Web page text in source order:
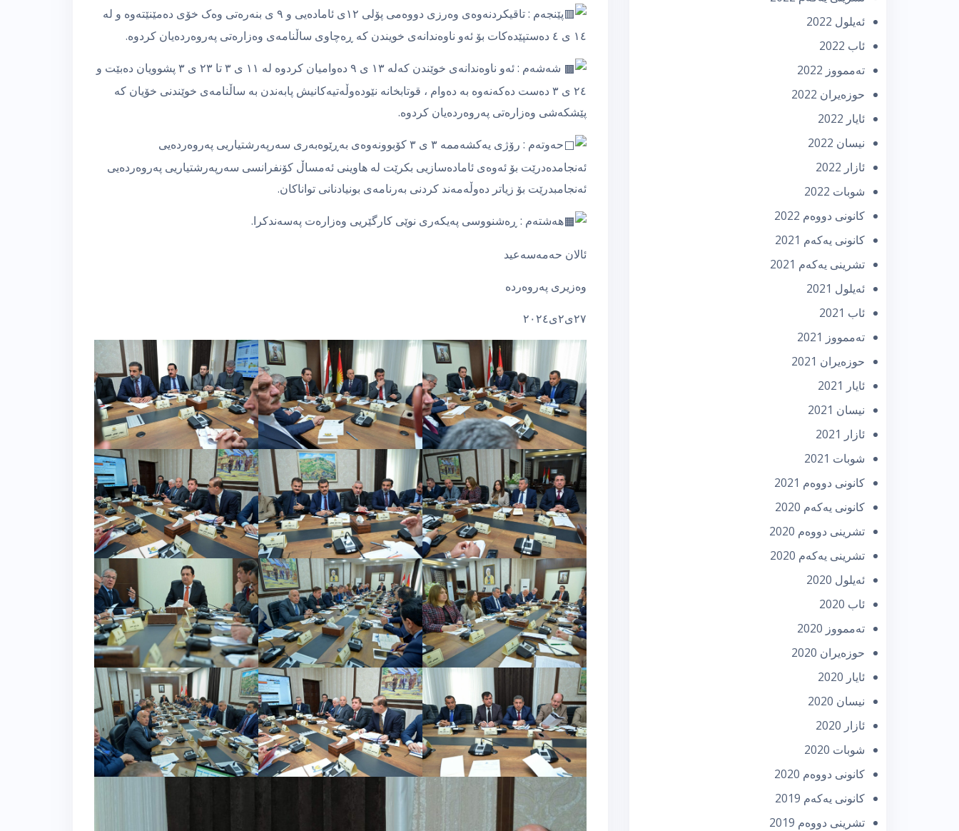
پێنجەم : تاقیکردنەوەی وەرزی دووەمی پۆلی ١٢ی ئامادەیی و ٩ ی بنەرەتی وەک خۆی دەمێنێتەوە و لە
١٤ ی ٤ دەستپێدەکات بۆ ئەو ناوەندانەی خويندن کە ڕەچاوی ساڵنامەی وەزارەتی پەروەردەیان کردوە.
شەشەم : ئەو ناوەندانەی خوێندن کەلە ١٣ ی ٩ دەوامیان کردوە لە ١١ ی ٣ تا ٢٣ ی ٣ پشوویان دەبێت و
٢٤ ی ٣ دەست دەکەنەوە بە دەوام ، قوتابخانە نێودەوڵەتیەکانیش پابەندن بە ساڵنامەی خوێندنی خۆیان کە
پێشکەشی وەزارەتی پەروەردەیان کردوە.
حەوتەم : رۆژی یەکشەممە ٣ ی ٣ کۆبوونەوەی بەڕێوەبەری سەرپەرشتیاریی پەروەردەیی
ئەنجامدەدرێت بۆ ئەوەی ئامادەسازیی بکرێت لە هاوینی ئەمساڵ کۆنفرانسی سەرپەرشتیاریی پەروەردەیی
ئەنجامبدرێت بۆ زیاتر دەوڵەمەند کردنی بەرنامەی بونیادنانی تواناکان.
هەشتەم : ڕەشنووسی پەیکەری نوێی کارگێریی وەزارەت پەسەندکرا.
ئالان حەمەسەعید
وەزیری پەروەردە
۲۷ی۲ی۲۰۲٤
ئه‌یلول 2022
ئاب 2022
تەممووز 2022
حوزه‌یران 2022
ئایار 2022
نیسان 2022
ئازار 2022
شوبات 2022
كانونی دووه‌م 2022
كانونی یه‌كه‌م 2021
تشرینی یه‌كه‌م 2021
ئه‌یلول 2021
ئاب 2021
تەممووز 2021
حوزه‌یران 2021
ئایار 2021
نیسان 2021
ئازار 2021
شوبات 2021
كانونی دووه‌م 2021
كانونی یه‌كه‌م 2020
تشرینی دووه‌م 2020
تشرینی یه‌كه‌م 2020
ئه‌یلول 2020
ئاب 2020
تەممووز 2020
حوزه‌یران 2020
ئایار 2020
نیسان 2020
ئازار 2020
شوبات 2020
كانونی دووه‌م 2020
كانونی یه‌كه‌م 2019
تشرینی دووه‌م 2019